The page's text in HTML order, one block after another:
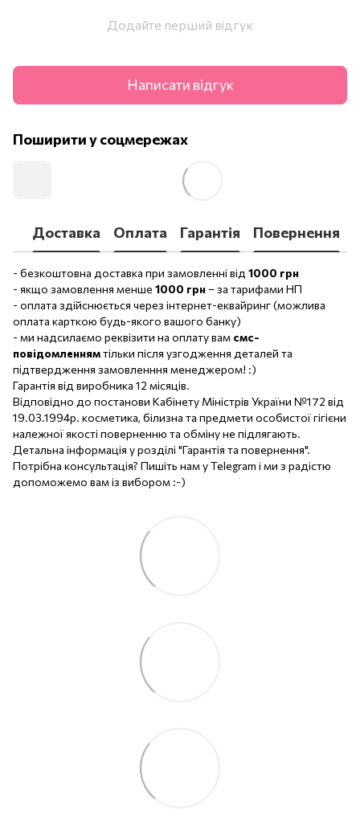
Додайте перший відгук
Написати відгук
Поширити у соцмережах
Доставка Оплата Гарантія Повернення
- безкоштовна доставка при замовленні від 1000 грн
- якщо замовлення менше 1000 грн– за тарифами НП
- оплата здійснюється через інтернет-еквайринг (можлива
оплата карткою будь-якого вашого банку)
- ми надсилаємо реквізити на оплату вам смс-
повідомленнямтільки після узгодження деталей та
підтвердження замовленння менеджером! :)
Гарантія від виробника 12 місяців.
Відповідно до постанови Кабінету Міністрів України №172 від
19.03.1994р. косметика, білизна та предмети особистої гігієни
належної якості поверненню та обміну не підлягають.
Детальна інформація у розділі "Гарантія та повернення".
Потрібна консультація? Пишіть нам у Telegram і ми з радістю
допоможемо вам із вибором :-)